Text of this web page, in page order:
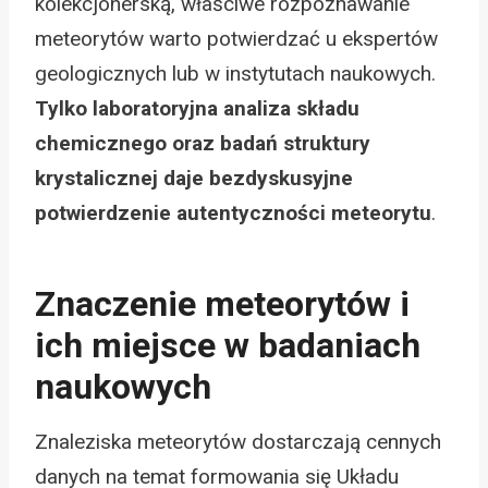
meteorytów warto potwierdzać u ekspertów
geologicznych lub w instytutach naukowych.
Tylko laboratoryjna analiza składu
chemicznego oraz badań struktury
krystalicznej daje bezdyskusyjne
potwierdzenie autentyczności meteorytu.
Znaczenie meteorytów i
ich miejsce w badaniach
naukowych
Znaleziska meteorytów dostarczają cennych
danych na temat formowania się Układu